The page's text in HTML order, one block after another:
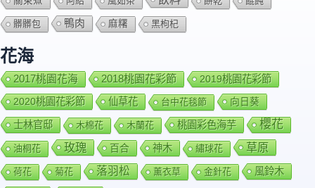
髒髒包 鴨肉 麻糬 黑枸杞
花海
2017桃園花海 2018桃園花彩節
2019桃園花彩節
2020桃園花彩節
仙草花 台中花毯節 向日葵
士林官邸 木棉花 木蘭花 桃園彩色海芋 櫻花
油桐花 玫瑰 百合 神木 繡球花 草原
荷花 菊花 落羽松 薰衣草 金針花 風鈴木